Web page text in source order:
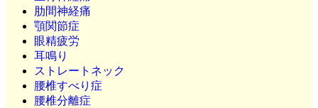
肋間神経痛
顎関節症
眼精疲労
耳鳴り
ストレートネック
腰椎すべり症
腰椎分離症